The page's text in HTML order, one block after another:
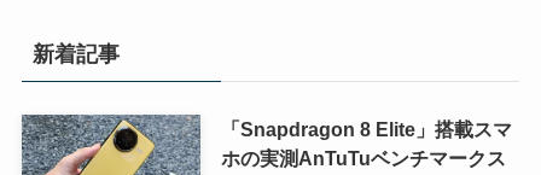
新着記事
「Snapdragon 8 Elite」搭載スマ
ホの実測AnTuTuベンチマークス